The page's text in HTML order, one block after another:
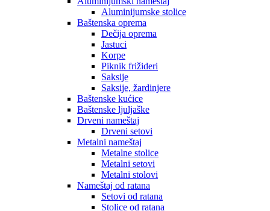
Aluminijumske stolice
Baštenska oprema
Dečija oprema
Jastuci
Korpe
Piknik frižideri
Saksije
Saksije, žardinjere
Baštenske kućice
Baštenske ljuljaške
Drveni nameštaj
Drveni setovi
Metalni nameštaj
Metalne stolice
Metalni setovi
Metalni stolovi
Nameštaj od ratana
Setovi od ratana
Stolice od ratana